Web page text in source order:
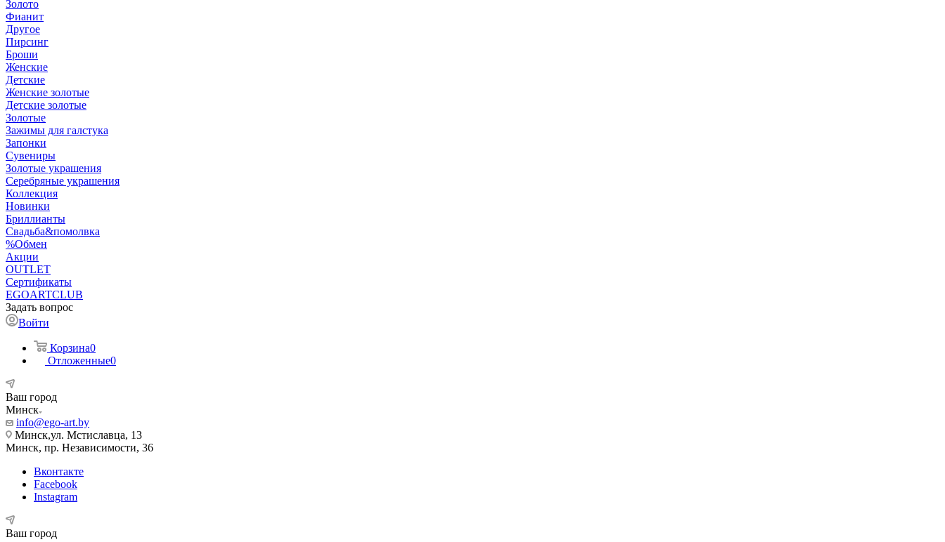
Золото
Фианит
Другое
Пирсинг
Броши
Женские
Детские
Женские золотые
Детские золотые
Золотые
Зажимы для галстука
Запонки
Сувениры
Золотые украшения
Серебряные украшения
Коллекция
Новинки
Бриллианты
Свадьба&помолвка
%Обмен
Акции
OUTLET
Сертификаты
EGOARTCLUB
Задать вопрос
Войти
Корзина0
Отложенные0
Ваш город
Минск
info@ego-art.by
Минск,ул. Мстиславца, 13
Минск, пр. Независимости, 36
Вконтакте
Facebook
Instagram
Ваш город